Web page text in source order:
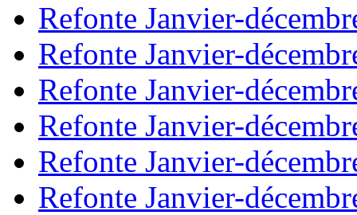
Refonte Janvier-
Refonte Janvier-
Refonte Janvier-
Refonte Janvier-
Refonte Janvier-
Refonte Janvier-